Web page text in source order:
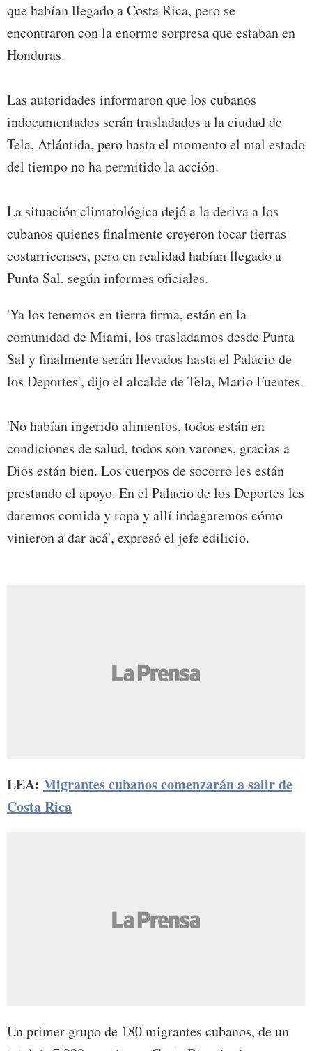
que habían llegado a Costa Rica, pero se
encontraron con la enorme sorpresa que estaban en
Honduras.
Las autoridades informaron que los cubanos
indocumentados serán trasladados a la ciudad de
Tela, Atlántida, pero hasta el momento el mal estado
del tiempo no ha permitido la acción.
La situación climatológica dejó a la deriva a los
cubanos quienes finalmente creyeron tocar tierras
costarricenses, pero en realidad habían llegado a
Punta Sal, según informes oficiales.
'Ya los tenemos en tierra firma, están en la
comunidad de Miami, los trasladamos desde Punta
Sal y finalmente serán llevados hasta el Palacio de
los Deportes', dijo el alcalde de Tela, Mario Fuentes.
'No habían ingerido alimentos, todos están en
condiciones de salud, todos son varones, gracias a
Dios están bien. Los cuerpos de socorro les están
prestando el apoyo. En el Palacio de los Deportes les
daremos comida y ropa y allí indagaremos cómo
vinieron a dar acá', expresó el jefe edilicio.
LEA: Migrantes cubanos comenzarán a salir de
Costa Rica
Un primer grupo de 180 migrantes cubanos, de un